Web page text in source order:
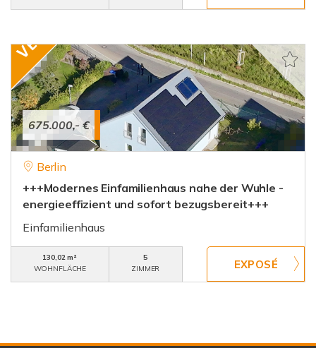
675.000,- €
Berlin
+++Modernes Einfamilienhaus nahe der Wuhle -
energieeffizient und sofort bezugsbereit+++
Einfamilienhaus
130,02 m²
WOHNFLÄCHE
5
ZIMMER